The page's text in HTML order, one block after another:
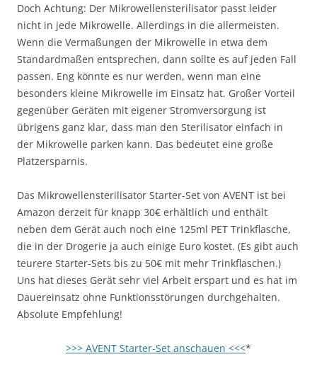
Doch Achtung: Der Mikrowellensterilisator passt leider
nicht in jede Mikrowelle. Allerdings in die allermeisten.
Wenn die Vermaßungen der Mikrowelle in etwa dem
Standardmaßen entsprechen, dann sollte es auf jeden Fall
passen. Eng könnte es nur werden, wenn man eine
besonders kleine Mikrowelle im Einsatz hat. Großer Vorteil
gegenüber Geräten mit eigener Stromversorgung ist
übrigens ganz klar, dass man den Sterilisator einfach in
der Mikrowelle parken kann. Das bedeutet eine große
Platzersparnis.
Das Mikrowellensterilisator Starter-Set von AVENT ist bei
Amazon derzeit für knapp 30€ erhältlich und enthält
neben dem Gerät auch noch eine 125ml PET Trinkflasche,
die in der Drogerie ja auch einige Euro kostet. (Es gibt auch
teurere Starter-Sets bis zu 50€ mit mehr Trinkflaschen.)
Uns hat dieses Gerät sehr viel Arbeit erspart und es hat im
Dauereinsatz ohne Funktionsstörungen durchgehalten.
Absolute Empfehlung!
>>> AVENT Starter-Set anschauen <<<*